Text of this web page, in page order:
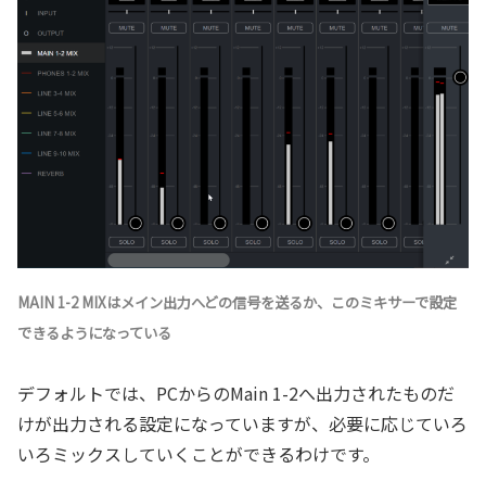
MAIN 1-2 MIXはメイン出力へどの信号を送るか、このミキサーで設定
できるようになっている
デフォルトでは、PCからのMain 1-2へ出力されたものだ
けが出力される設定になっていますが、必要に応じていろ
いろミックスしていくことができるわけです。